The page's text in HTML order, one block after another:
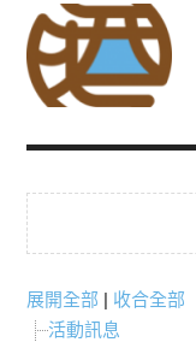
展開全部 | 收合全部
活動訊息